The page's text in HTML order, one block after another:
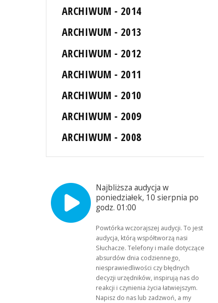
ARCHIWUM - 2014
ARCHIWUM - 2013
ARCHIWUM - 2012
ARCHIWUM - 2011
ARCHIWUM - 2010
ARCHIWUM - 2009
ARCHIWUM - 2008
Najbliższa audycja w
poniedziałek, 10 sierpnia po
godz. 01:00
Powtórka wczorajszej audycji. To jest
audycja, którą współtworzą nasi
Słuchacze. Telefony i maile dotyczące
absurdów dnia codziennego,
niesprawiedliwości czy błędnych
decyzji urzędników, inspirują nas do
reakcji i czynienia życia łatwiejszym.
Napisz do nas lub zadzwoń, a my